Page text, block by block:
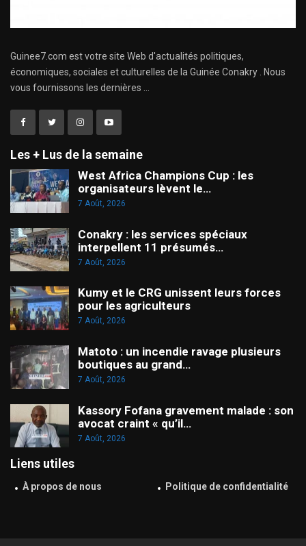
Guinee7.com est votre site Web d'actualités politiques,
économiques, sociales et culturelles de la Guinée Conakry . Nous
vous fournissons les dernières ...
Les + Lus de la semaine
West Africa Champions Cup : les
organisateurs lèvent le…
7 Août, 2026
Conakry : les services spéciaux
interpellent 11 présumés…
7 Août, 2026
Kumy et le CRG unissent leurs forces
pour les agriculteurs
7 Août, 2026
Matoto : un incendie ravage plusieurs
boutiques au grand…
7 Août, 2026
Kassory Fofana gravement malade : son
avocat craint « qu’il…
7 Août, 2026
Liens utiles
À propos de nous Politique de confidentialité